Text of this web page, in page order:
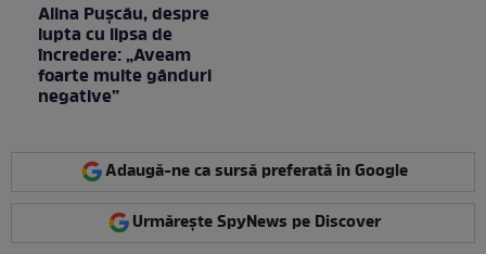
Alina Pușcău, despre
lupta cu lipsa de
încredere: „Aveam
foarte multe gânduri
negative”
Adaugă-ne ca sursă preferată în Google
Urmărește SpyNews pe Discover